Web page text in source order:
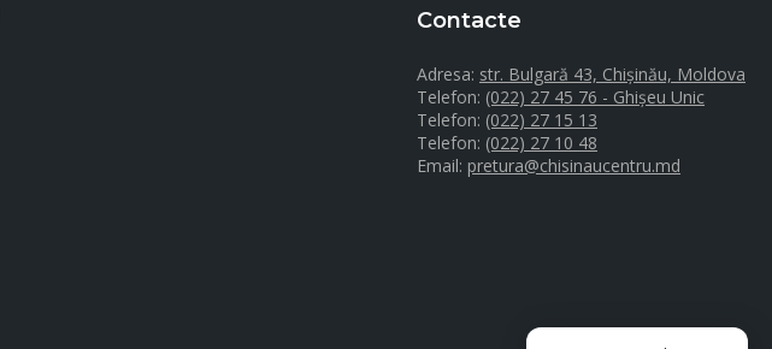
Contacte
Adresa: str. Bulgară 43, Chișinău, Moldova
Telefon: (022) 27 45 76 - Ghișeu Unic
Telefon: (022) 27 15 13
Telefon: (022) 27 10 48
Email: pretura@chisinaucentru.md